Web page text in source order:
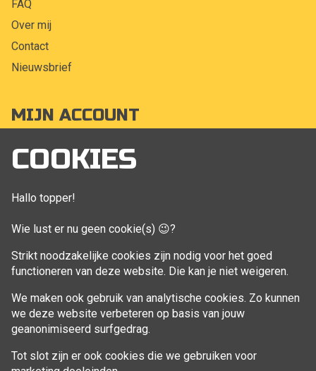
COOKIES
Hallo topper!
Wie lust er nu geen cookie(s) 😉?
Strikt noodzakelijke cookies zijn nodig voor het goed
functioneren van deze website. Die kan je niet weigeren.
We maken ook gebruik van analytische cookies. Zo kunnen
we deze website verbeteren op basis van jouw
geanonimiseerd surfgedrag.
Tot slot zijn er ook cookies die we gebruiken voor
FAQ
Over mij
Contact
Nieuwsbrief
MIJN ACCOUNT
Mijn account
Bestellingen
Aankoop beheren
VOLG MIJ
Facebook